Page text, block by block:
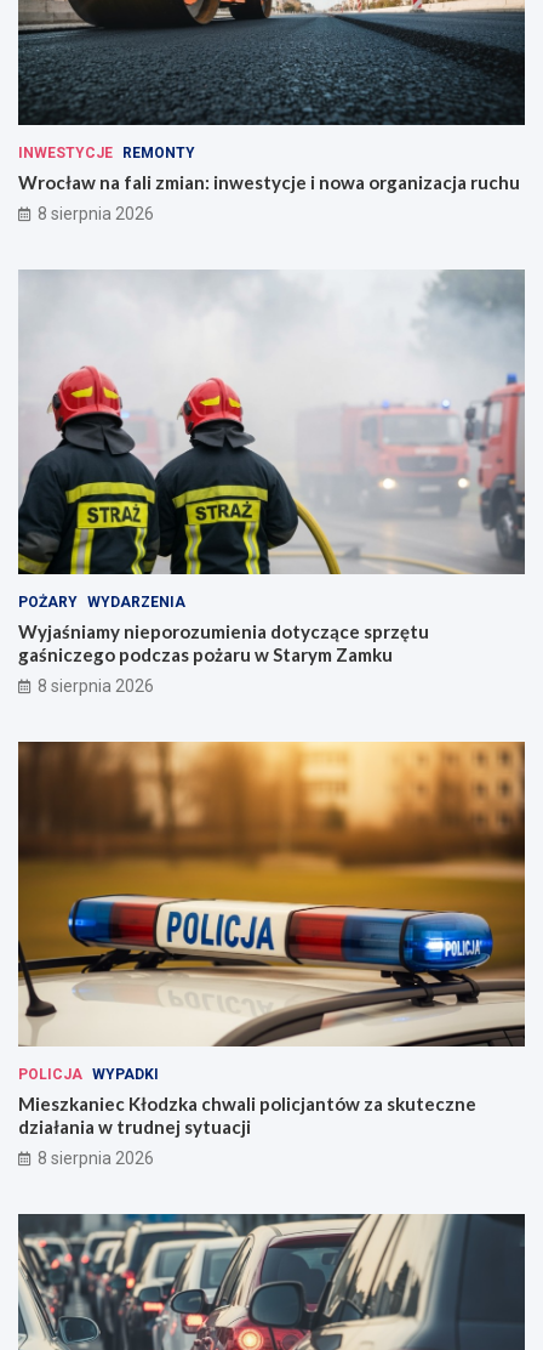
INWESTYCJE REMONTY
Wrocław na fali zmian: inwestycje i nowa organizacja ruchu
8 sierpnia 2026
POŻARY WYDARZENIA
Wyjaśniamy nieporozumienia dotyczące sprzętu
gaśniczego podczas pożaru w Starym Zamku
8 sierpnia 2026
POLICJA WYPADKI
Mieszkaniec Kłodzka chwali policjantów za skuteczne
działania w trudnej sytuacji
8 sierpnia 2026